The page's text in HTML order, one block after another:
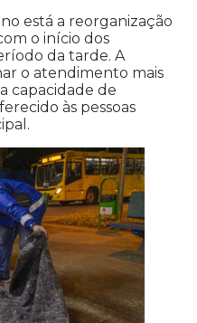
está a reorganização
o início dos
da tarde. A
o atendimento mais
capacidade de
às pessoas